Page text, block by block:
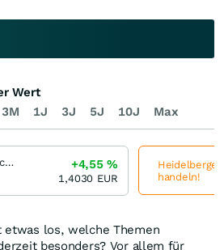
etwas los, welche Themen
besonders? Vor allem für
3M 1J 3J 5J 10J Max
Wert
Heidelberger Druckmaschinen
+4,55%
1,4030 EUR
handeln!